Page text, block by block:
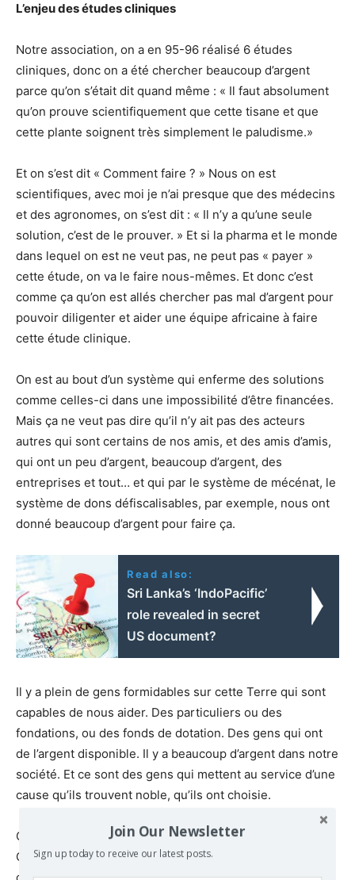
L’enjeu des études cliniques
Notre association, on a en 95-96 réalisé 6 études
cliniques, donc on a été chercher beaucoup d’argent
parce qu’on s’était dit quand même : « Il faut absolument
qu’on prouve scientifiquement que cette tisane et que
cette plante soignent très simplement le paludisme.»
Et on s’est dit « Comment faire ? » Nous on est
scientifiques, avec moi je n’ai presque que des médecins
et des agronomes, on s’est dit : « Il n’y a qu’une seule
solution, c’est de le prouver. » Et si la pharma et le monde
dans lequel on est ne veut pas, ne peut pas « payer »
cette étude, on va le faire nous-mêmes. Et donc c’est
comme ça qu’on est allés chercher pas mal d’argent pour
pouvoir diligenter et aider une équipe africaine à faire
cette étude clinique.
On est au bout d’un système qui enferme des solutions
comme celles-ci dans une impossibilité d’être financées.
Mais ça ne veut pas dire qu’il n’y ait pas des acteurs
autres qui sont certains de nos amis, et des amis d’amis,
qui ont un peu d’argent, beaucoup d’argent, des
entreprises et tout… et qui par le système de mécénat, le
système de dons défiscalisables, par exemple, nous ont
donné beaucoup d’argent pour faire ça.
Read also:
Sri Lanka’s ‘IndoPacific’
role revealed in secret
US document?
Il y a plein de gens formidables sur cette Terre qui sont
capables de nous aider. Des particuliers ou des
fondations, ou des fonds de dotation. Des gens qui ont
de l’argent disponible. Il y a beaucoup d’argent dans notre
société. Et ce sont des gens qui mettent au service d’une
cause qu’ils trouvent noble, qu’ils ont choisie.
On leur a expliqué ce qu’on faisait, pourquoi on le faisait.
On leur a montré les études médicales qui étaient en
Join Our Newsletter
Sign up today to receive our latest posts.